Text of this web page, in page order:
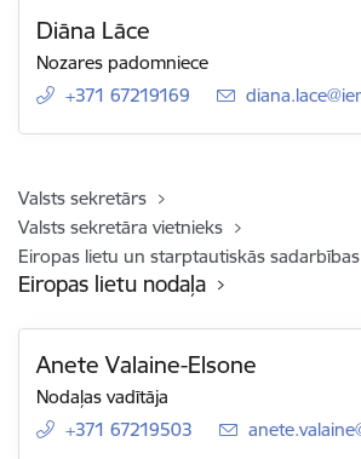
Diāna Lāce
Nozares padomniece
+371 67219169
E-pasts:
Valsts sekretārs
Valsts sekretāra vietnieks
Eiropas lietu un starptautiskās
Eiropas lietu nodaļa
Anete Valaine-Elsone
Nodaļas vadītāja
+371 67219503
E-pasts: